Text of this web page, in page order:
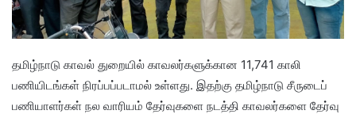
தமிழ்நாடு காவல் துறையில் காவலர்களுக்கான 11,741 காலி
பணியிடங்கள் நிரப்பப்படாமல் உள்ளது. இதற்கு தமிழ்நாடு சீருடைப்
பணியாளர்கள் நல வாரியம் தேர்வுகளை நடத்தி காவலர்களை தேர்வு